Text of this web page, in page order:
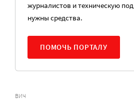
журналистов и техническую
нужны средства.
ПОМОЧЬ ПОРТАЛУ
ВИЧ